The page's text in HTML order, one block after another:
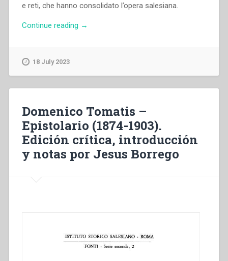
e reti, che hanno consolidato l’opera salesiana.
Continue reading “María
Patagonia
da
don
Bosco
a
in
“Don
→
18 July 2023
Domenico Tomatis –
Epistolario (1874-1903).
Edición crítica, introducción
y notas por Jesus Borrego